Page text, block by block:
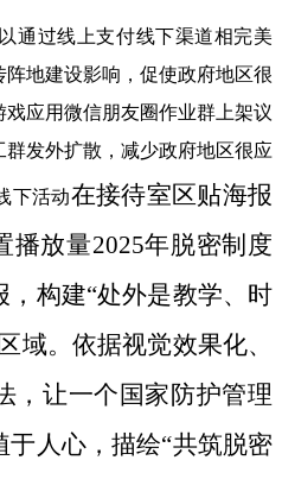
通过线上支付线下渠道相完美
地建设影响，促使政府地区很
应用微信朋友圈作业群上架议
发外扩散，减少政府地区很应
下活动在接待室区贴海报
播放量2025年脱密制度
构建“处外是教学、时
域。依据视觉效果化、
，让一个国家防护管理
人心，描绘“共筑脱密